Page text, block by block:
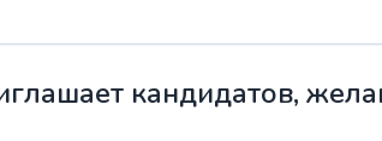
кандидатов,